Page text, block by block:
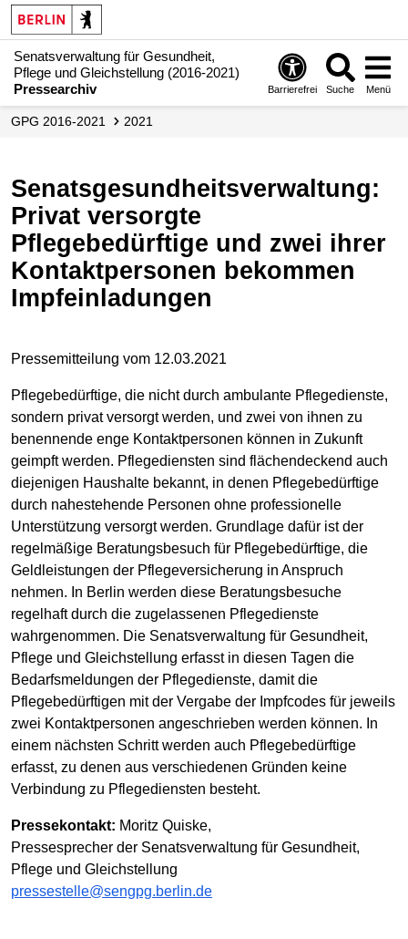
Senatsverwaltung für Gesundheit,
Pflege und Gleichstellung (2016-2021)
Pressearchiv
Barrierefrei Suche Menü
GPG 2016-2021 2021
Senatsgesundheitsverwaltung:
Privat versorgte
Pflegebedürftige und zwei ihrer
Kontaktpersonen bekommen
Impfeinladungen
Pressemitteilung vom 12.03.2021
Pflegebedürftige, die nicht durch ambulante Pflegedienste,
sondern privat versorgt werden, und zwei von ihnen zu
benennende enge Kontaktpersonen können in Zukunft
geimpft werden. Pflegediensten sind flächendeckend auch
diejenigen Haushalte bekannt, in denen Pflegebedürftige
durch nahestehende Personen ohne professionelle
Unterstützung versorgt werden. Grundlage dafür ist der
regelmäßige Beratungsbesuch für Pflegebedürftige, die
Geldleistungen der Pflegeversicherung in Anspruch
nehmen. In Berlin werden diese Beratungsbesuche
regelhaft durch die zugelassenen Pflegedienste
wahrgenommen. Die Senatsverwaltung für Gesundheit,
Pflege und Gleichstellung erfasst in diesen Tagen die
Bedarfsmeldungen der Pflegedienste, damit die
Pflegebedürftigen mit der Vergabe der Impfcodes für jeweils
zwei Kontaktpersonen angeschrieben werden können. In
einem nächsten Schritt werden auch Pflegebedürftige
erfasst, zu denen aus verschiedenen Gründen keine
Verbindung zu Pflegediensten besteht.
Pressekontakt: Moritz Quiske,
Pressesprecher der Senatsverwaltung für Gesundheit,
Pflege und Gleichstellung
pressestelle@sengpg.berlin.de